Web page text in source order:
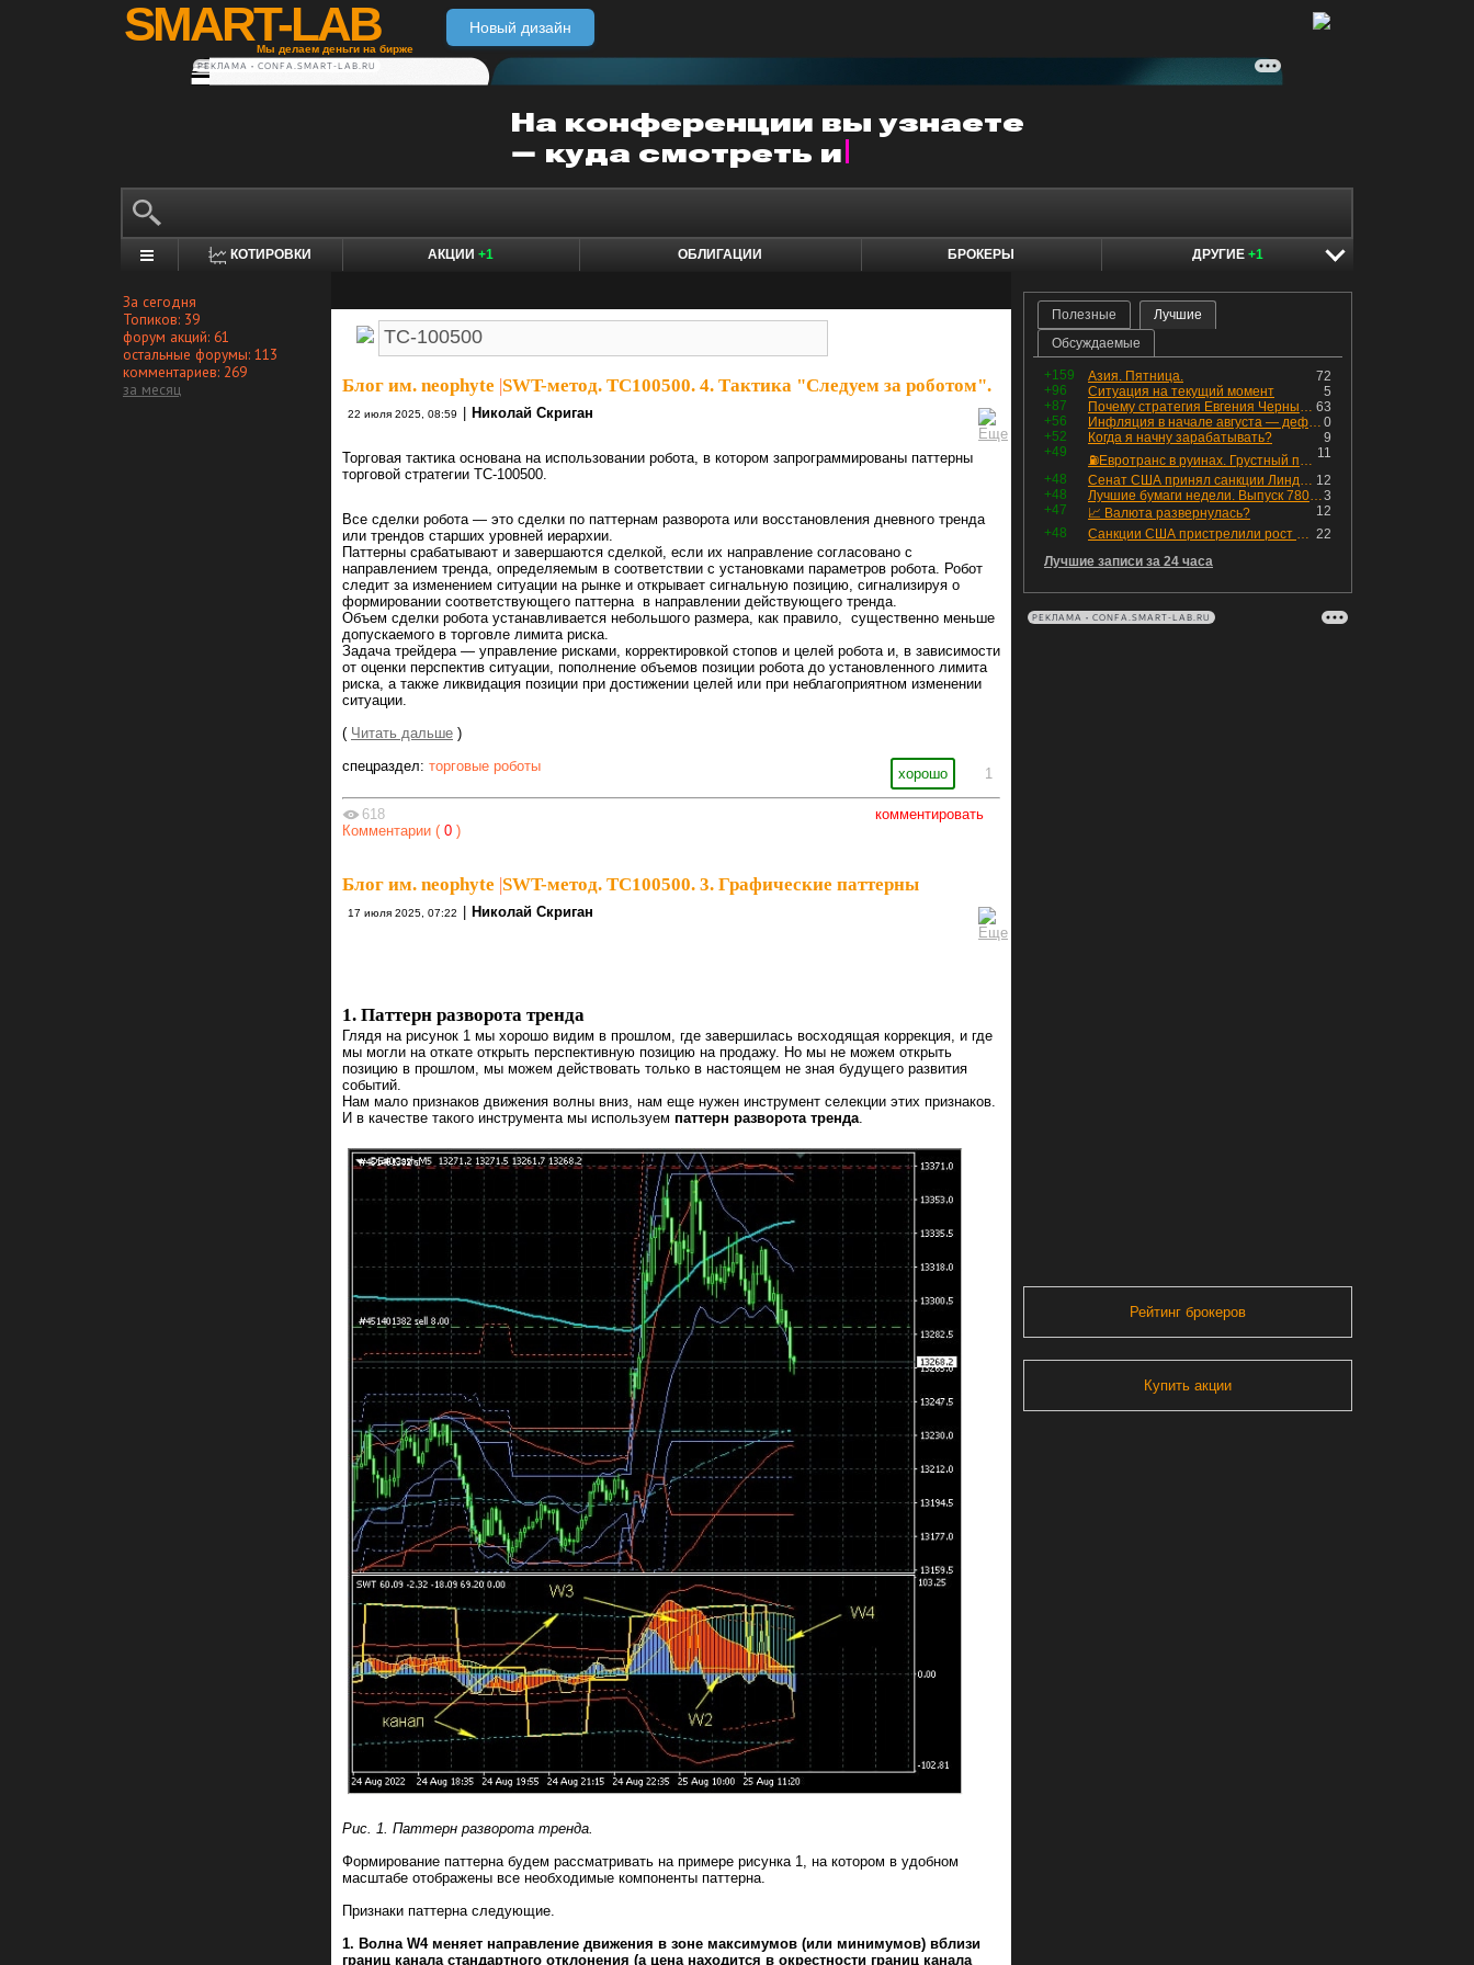
SMART-LAB
Мы делаем деньги на бирже
Новый дизайн
РЕКЛАМА • CONFA.SMART-LAB.RU
КОТИРОВКИ АКЦИИ +1 ОБЛИГАЦИИ БРОКЕРЫ ДРУГИЕ +1
За сегодня
Топиков: 39
форум акций: 61
остальные форумы: 113
комментариев: 269
за месяц
Блог им. neophyte SWT-метод. ТС100500. 4. Тактика "Следуем за роботом".
22 июля 2025, 08:59 Николай Скриган
Торговая тактика основана на использовании робота, в котором запрограммированы паттерны
торговой стратегии ТС-100500.
Все сделки робота — это сделки по паттернам разворота или восстановления дневного тренда
или трендов старших уровней иерархии.
Паттерны срабатывают и завершаются сделкой, если их направление согласовано с
направлением тренда, определяемым в соответствии с установками параметров робота. Робот
следит за изменением ситуации на рынке и открывает сигнальную позицию, сигнализируя о
формировании соответствующего паттерна в направлении действующего тренда.
Объем сделки робота устанавливается небольшого размера, как правило, существенно меньше
допускаемого в торговле лимита риска.
Задача трейдера — управление рисками, корректировкой стопов и целей робота и, в зависимости
от оценки перспектив ситуации, пополнение объемов позиции робота до установленного лимита
риска, а также ликвидация позиции при достижении целей или при неблагоприятном изменении
ситуации.
( Читать дальше )
хорошо 1
спецраздел: торговые роботы
комментировать
618
Комментарии ( 0 )
Блог им. neophyte SWT-метод. ТС100500. 3. Графические паттерны
17 июля 2025, 07:22 Николай Скриган
1. Паттерн разворота тренда
Глядя на рисунок 1 мы хорошо видим в прошлом, где завершилась восходящая коррекция, и где
мы могли на откате открыть перспективную позицию на продажу. Но мы не можем открыть
позицию в прошлом, мы можем действовать только в настоящем не зная будущего развития
событий.
Нам мало признаков движения волны вниз, нам еще нужен инструмент селекции этих признаков.
И в качестве такого инструмента мы используем паттерн разворота тренда.
Рис. 1. Паттерн разворота тренда.
Формирование паттерна будем рассматривать на примере рисунка 1, на котором в удобном
масштабе отображены все необходимые компоненты паттерна.
Признаки паттерна следующие.
1. Волна W4 меняет направление движения в зоне максимумов (или минимумов) вблизи
границ канала стандартного отклонения (а цена находится в окрестности границ канала
Полезные
Лучшие
Обсуждаемые
+159 72
Азия. Пятница.
+96
5
Ситуация на текущий момент
+87
63
Почему стратегия Евгения Черных приведет вас к убыткам в 2026 году
+56
0
Инфляция в начале августа — дефляция из-за топлива и плодоовощной корзины, но услуги продолжают дорожать, а рубль начал ослабевать.
+52
9
Когда я начну зарабатывать?
+49
11
⛽️Евротранс в руинах. Грустный пост😶😞 Что изменилось в облигациях?
+48
12
Сенат США принял санкции Линдси Грэма против России
+48
3
Лучшие бумаги недели. Выпуск 780 – обновления для пятницы
+47
12
📈 Валюта развернулась?
+48
22
Санкции США пристрелили рост акций в России
Лучшие записи за 24 часа
РЕКЛАМА • CONFA.SMART-LAB.RU
Рейтинг брокеров
Купить акции